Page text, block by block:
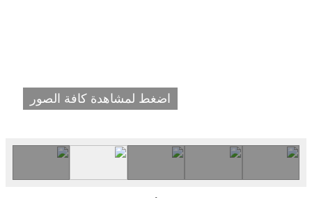
اضغط لمشاهدة كافة الصور